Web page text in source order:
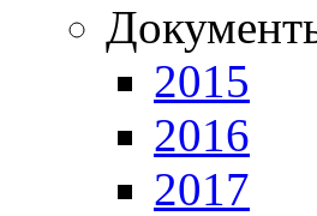
2015
2016
2017